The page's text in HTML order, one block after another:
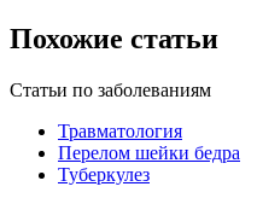
Похожие статьи
Статьи по заболеваниям
Травматология
Перелом шейки бедра
Туберкулез